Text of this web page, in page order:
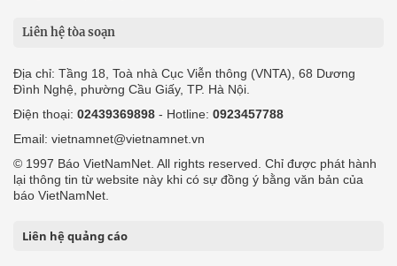
Liên hệ tòa soạn
Địa chỉ: Tầng 18, Toà nhà Cục Viễn thông (VNTA), 68 Dương
Đình Nghệ, phường Cầu Giấy, TP. Hà Nội.
Điện thoại: 02439369898 - Hotline: 0923457788
Email: vietnamnet@vietnamnet.vn
© 1997 Báo VietNamNet. All rights reserved. Chỉ được phát hành
lại thông tin từ website này khi có sự đồng ý bằng văn bản của
báo VietNamNet.
Liên hệ quảng cáo